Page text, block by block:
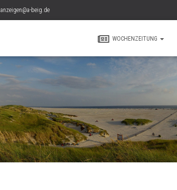
anzeigen@a-beig.de
WOCHENZEITUNG